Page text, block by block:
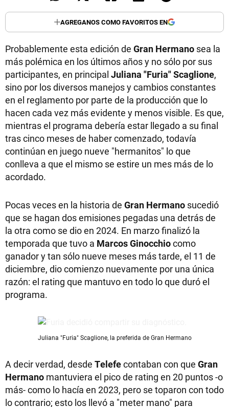
AGREGANOS COMO FAVORITOS EN
Probablemente esta edición de Gran Hermano sea la
más polémica en los últimos años y no sólo por sus
participantes, en principal Juliana "Furia" Scaglione,
sino por los diversos manejos y cambios constantes
en el reglamento por parte de la producción que lo
hacen cada vez más evidente y menos visible. Es que,
mientras el programa debería estar llegado a su final
tras cinco meses de haber comenzado, todavía
continúan en juego nueve "hermanitos" lo que
conlleva a que el mismo se estire un mes más de lo
acordado.
Pocas veces en la historia de Gran Hermano sucedió
que se hagan dos emisiones pegadas una detrás de
la otra como se dio en 2024. En marzo finalizó la
temporada que tuvo a Marcos Ginocchiocomo
ganador y tan sólo nueve meses más tarde, el 11 de
diciembre, dio comienzo nuevamente por una única
razón: el rating que mantuvo en todo lo que duró el
programa.
Juliana "Furia" Scaglione, la preferida de Gran Hermano
A decir verdad, desde Telefecontaban con que Gran
Hermano mantuviera el pico de rating en 20 puntos -o
más- como lo hacía en 2023, pero se toparon con todo
lo contrario; esto los llevó a "meter mano" para